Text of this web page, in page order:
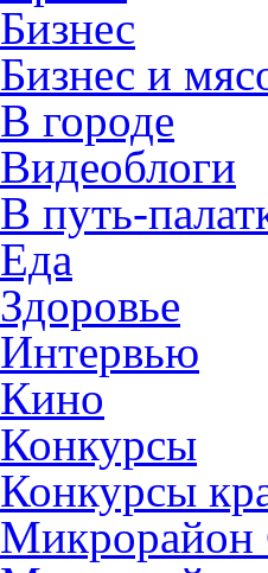
Бизнес
Бизнес и
В городе
Видеоблоги
В путь-
Еда
Здоровье
Интервью
Кино
Конкурсы
Конкурсы
Микрорайон